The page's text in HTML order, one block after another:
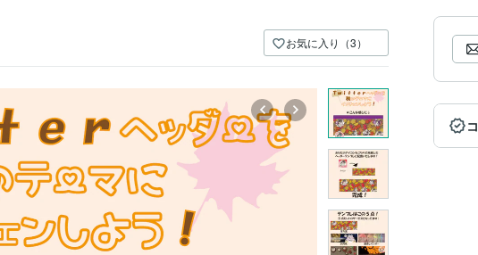
お気に入り（3）